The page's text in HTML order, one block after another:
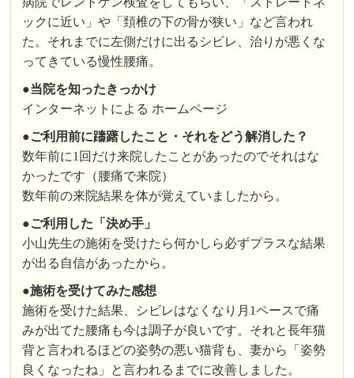
ックに近い」や「頚椎の下の骨が狭い」など言われ
た。それまでに左側だけに出るシビレ、治りが悪くな
ってきている慢性腰痛。
●当院を知ったきっかけ
インターネットによる ホームページ
●ご利用前に躊躇したこと・それをどう解消した？
数年前に1回だけ来院したことがあったのでそれはな
かったです（腰痛で来院）
数年前の来院結果を体が覚えていましたから。
●ご利用した「決め手」
小山先生の施術を受けたら何かしら必ずプラスな結果
が出る自信があったから。
●施術を受けてみた感想
施術を受けた結果、シビレはなくなり月1ペースで痛
みが出てた腰痛も今は調子が良いです。それと長年猫
背と言われるほどの姿勢の悪い猫背も、妻から「姿勢
良くなったね」と言われるまでに改善しました。